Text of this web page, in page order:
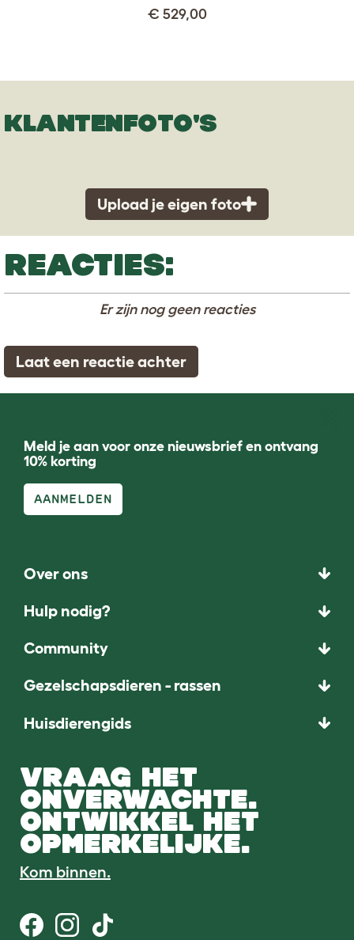
€ 529,00
KLANTENFOTO'S
Upload je eigen foto
REACTIES:
Er zijn nog geen reacties
Laat een reactie achter
Meld je aan voor onze nieuwsbrief en ontvang
10% korting
AANMELDEN
Over ons
Hulp nodig?
Community
Gezelschapsdieren - rassen
Huisdierengids
VRAAG HET
ONVERWACHTE.
ONTWIKKEL HET
OPMERKELIJKE.
Kom binnen.